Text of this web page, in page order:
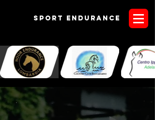
Sport endurANCE